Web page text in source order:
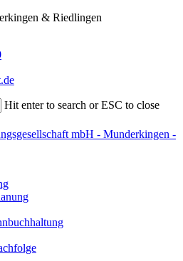
& Riedlingen
Hit enter to search or ESC to close